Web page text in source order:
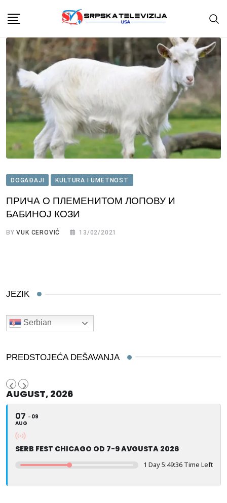
content
DOGAĐAJI KULTURA I UMETNOST
ПРИЧА О ПЛЕМЕНИТОМ ЛОПОВУ И
БАБИНОЈ КОЗИ
BYVUK CEROVIĆ 13/02/2021
JEZIK
Serbian
PREDSTOJEĆA DEŠAVANJA
AUGUST, 2026
07
AUG
09
SERB FEST CHICAGO OD 7-9 AVGUSTA 2026
1 Day 5:49:36 Time Left